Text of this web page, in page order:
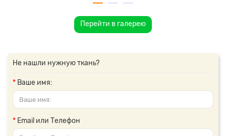
Перейти в галерею
Не нашли нужную ткань?
Ваше имя:
Email или Телефон